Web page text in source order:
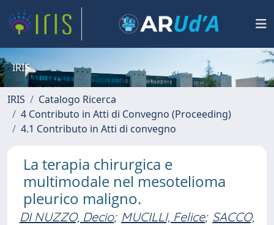
IRIS
IRIS
Catalogo Ricerca
4 Contributo in Atti di Convegno (Proceeding)
4.1 Contributo in Atti di convegno
La terapia chirurgica e
multimodale nel mesotelioma
pleurico maligno.
DI NUZZO, Decio; MUCILLI, Felice; SACCO,